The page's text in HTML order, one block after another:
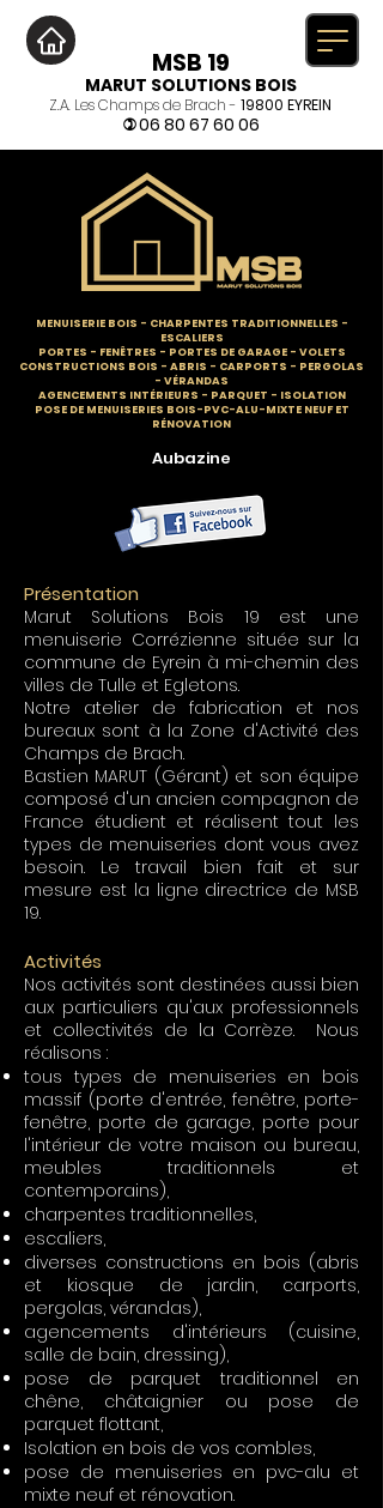
MSB 19
MARUT SOLUTIONS BOIS
Z.A. Les Champs de Brach - 19800 EYREIN
)06 80 67 60 06
MENUISERIE BOIS - CHARPENTES TRADITIONNELLES -
ESCALIERS
PORTES - FENÊTRES - PORTES DE GARAGE - VOLETS
CONSTRUCTIONS BOIS - ABRIS - CARPORTS - PERGOLAS
- VÉRANDAS
AGENCEMENTS INTÉRIEURS - PARQUET - ISOLATION
POSE DE MENUISERIES BOIS-PVC-ALU-MIXTE NEUF ET
RÉNOVATION
Aubazine
Présentation
Marut Solutions Bois 19 est une
menuiserie Corrézienne située sur la
commune de Eyrein à mi-chemin des
villes de Tulle et Egletons.
Notre atelier de fabrication et nos
bureaux sont à la Zone d'Activité des
Champs de Brach.
Bastien MARUT (Gérant) et son équipe
composé d'un ancien compagnon de
France étudient et réalisent tout les
types de menuiseries dont vous avez
besoin. Le travail bien fait et sur
mesure est la ligne directrice de MSB
19.
Activités
Nos activités sont destinées aussi bien
aux particuliers qu'aux professionnels
et collectivités de la Corrèze. Nous
réalisons :
tous types de menuiseries en bois
massif (porte d'entrée, fenêtre, porte-
fenêtre, porte de garage, porte pour
l'intérieur de votre maison ou bureau,
meubles traditionnels et
contemporains),
charpentes traditionnelles,
escaliers,
diverses constructions en bois (abris
et kiosque de jardin, carports,
pergolas, vérandas),
agencements d'intérieurs (cuisine,
salle de bain, dressing),
pose de parquet traditionnel en
chêne, châtaignier ou pose de
parquet flottant,
Isolation en bois de vos combles,
pose de menuiseries en pvc-alu et
mixte neuf et rénovation.